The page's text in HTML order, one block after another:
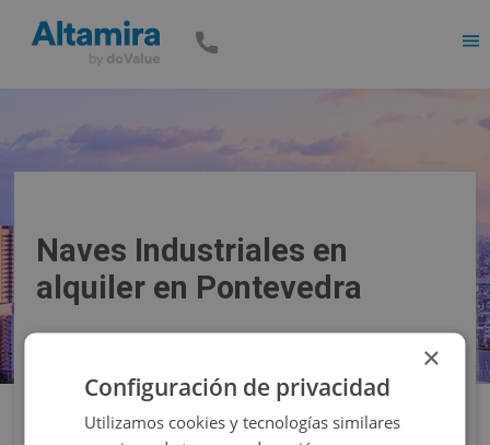
Naves Industriales en
alquiler en Pontevedra
Filtros
×
Configuración de privacidad
Utilizamos cookies y tecnologías similares